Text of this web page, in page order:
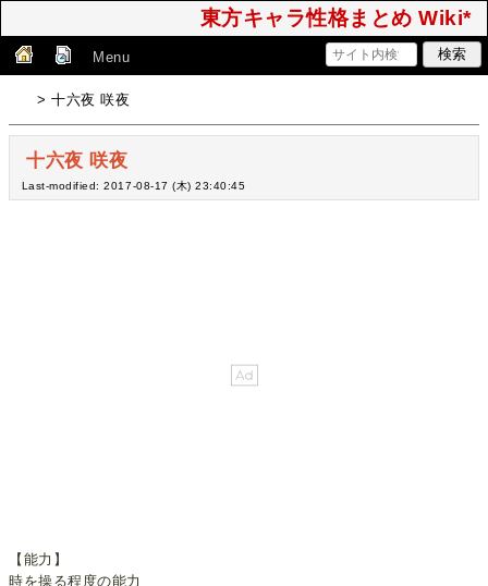
東方キャラ性格まとめ Wiki*
Menu
> 十六夜 咲夜
十六夜 咲夜
Last-modified: 2017-08-17 (木) 23:40:45
【能力】
時を操る程度の能力